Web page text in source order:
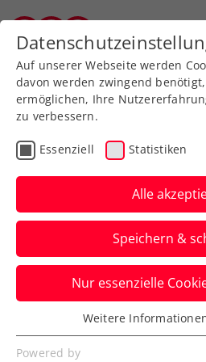
Zurück zur Newsübersicht
Turniere
Erste Bank
Weissborn
Österreichs
Der Wiener setzt sich
500-Heimturnier in
Verfasst von: Manuel Wachta,
Auf unserer Webseite werden
davon werden zwingend
ermöglichen, Ihre
zu verbessern.
Essenziell Statistiken
Alle
Speichern &
Nur essenzielle
Essenziell
Essenzielle Cookies werden für
Weitere
Powered by